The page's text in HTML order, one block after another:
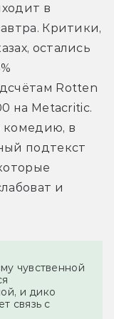
в
Критики,
остались
Rotten
комедию, в
подтекст
и
чувственной
и дико
связь с